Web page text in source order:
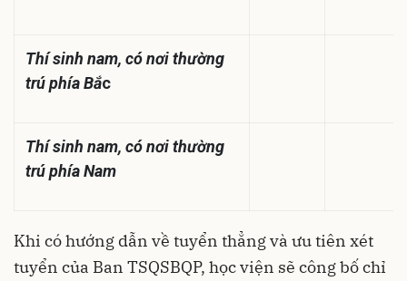
Thí sinh nam, có nơi thường
trú phía Bắc
Thí sinh nam, có nơi thường
trú phía Nam
Khi có hướng dẫn về tuyển thẳng và ưu tiên xét
tuyển của Ban TSQSBQP, học viện sẽ công bố chỉ